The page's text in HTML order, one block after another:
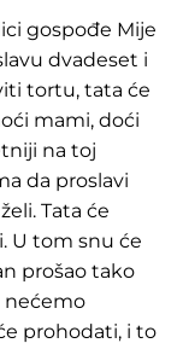
gospođe Mije
dvadeset i
tortu, tata će
mami, doći
na toj
da proslavi
Tata će
U tom snu će
prošao tako
nećemo
prohodati, i to